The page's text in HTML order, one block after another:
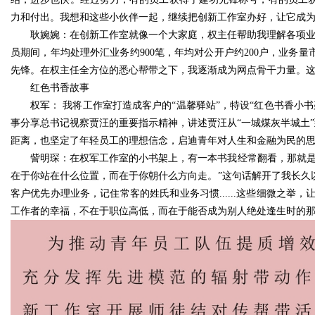
力和付出。我想和这些小伙伴一起，继续把创新工作室办好，让它成
耿婉婉：在创新工作室就像一个大家庭，权主任帮助我理解各项
员期间，年均处理外汇业务约900笔，年均对公开户约200户，业务
先锋。在权主任全方位的悉心帮带之下，我逐渐成为网点骨干力量。
红色书香故事
权军： 我将工作室打造成客户的“温馨驿站”，特设“红色书香小
事分享总书记视察贾汪的重要指示精神，讲述贾汪从“一城煤灰半城
距离，也坚定了年轻员工的理想信念，启迪青年对人生和金融为民的
訾明琛：在权军工作室的小书架上，有一本书我经常翻看，那就
在于你站在什么位置，而在于你朝什么方向走。”这句话解开了我长
客户优先办理业务，记住常客的姓氏和业务习惯......这些细微之举，
工作者的幸福，不在于职位高低，而在于能否成为别人绝处逢生时的